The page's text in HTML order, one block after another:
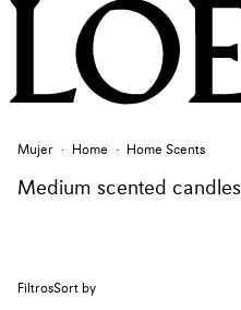
Mujer Home Home Scents
Medium scented candles
FiltrosSort by